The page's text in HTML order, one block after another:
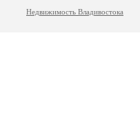
Недвижимость Владивостока